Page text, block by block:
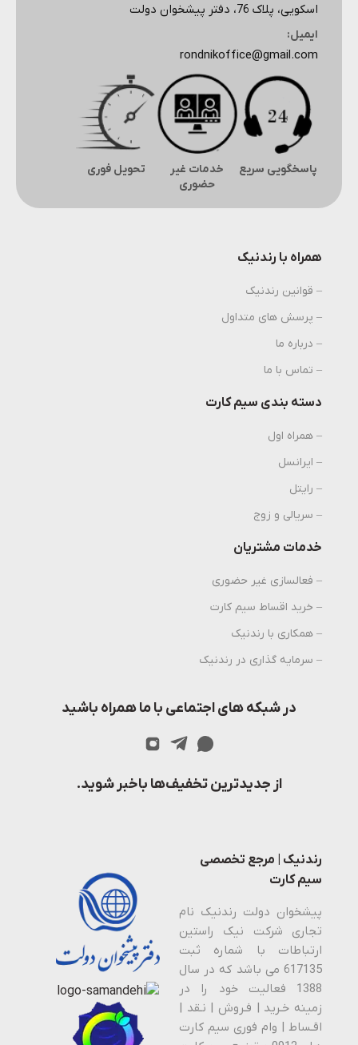
اسکویی، پلاک 76، دفتر پیشخوان دولت
ایمیل:
rondnikoffice@gmail.com
پاسخگویی سریع
خدمات غیر
حضوری
تحویل فوری
همراه با رندنیک
– قوانین رندنیک
– پرسش های متداول
– درباره ما
– تماس با ما
دسته بندی سیم کارت
– همراه اول
– ایرانسل
– رایتل
– سریالی و زوج
خدمات مشتریان
– فعالسازی غیر حضوری
– خرید اقساط سیم کارت
– همکاری با رندنیک
– سرمایه گذاری در رندنیک
در شبکه های اجتماعی با ما همراه باشید
از جدیدترین تخفیف‌ها باخبر شوید.
رندنیک | مرجع تخصصی
سیم کارت
پیشخوان دولت رندنیک نام
تجاری شرکت نیک راستین
ارتباطات با شماره ثبت
617135 می باشد که در سال
1388 فعالیت خود را در
زمینه خـرید | فـروش | نـقد |
اقـساط | وام فوری سیم کارت